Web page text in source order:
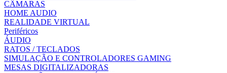
CÂMARAS
HOME AUDIO
REALIDADE VIRTUAL
Periféricos
ÁUDIO
RATOS / TECLADOS
SIMULAÇÃO E CONTROLADORES GAMING
MESAS DIGITALIZADORAS